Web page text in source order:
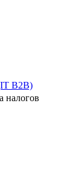
B2B)
налогов